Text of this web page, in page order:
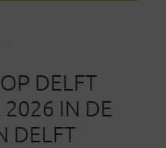
DELFT
2026 IN DE
DELFT